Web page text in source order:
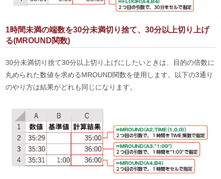
1時間未満の端数を30分未満切り捨て、30分以上切り上げ
る(MROUND関数)
30分未満切り捨て30分以上切り上げにしたいときは、目的の倍数に
丸められた数値を求めるMROUND関数を使用します。以下の3通り
のやり方は結果がどれも同じになります。